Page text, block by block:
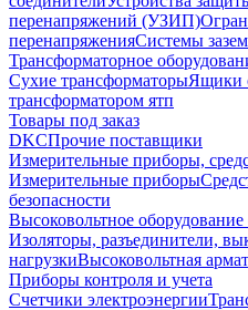
перенапряжений (УЗИП)
перенапряженияСистемы
Трансформаторное
Сухие трансформаторыЯщики
трансформатором ятп
Товары под заказ
DKCПрочие поставщики
Измерительные приборы,
Измерительные приборы
безопасности
Высоковольтное
Изоляторы, разъединители,
нагрузкиВысоковольтная
Приборы контроля и учета
Счетчики электроэнергии